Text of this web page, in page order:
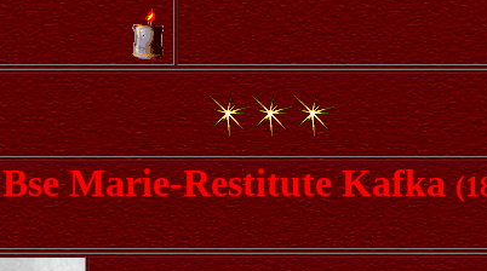
Bse Marie-Restitute Kafka